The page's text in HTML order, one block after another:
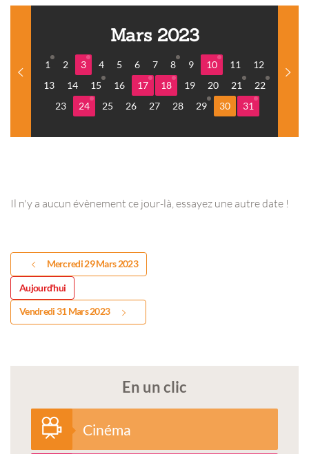
Mars 2023
1 2 3 4 5 6 7 8 9 10 11
12
13
14 15 16 17 18 19 20 21
22
23
24 25 26 27 28 29 30 31
Il n'y a aucun évènement ce jour-là, essayez une autre date !
Mercredi 29 Mars 2023
Aujourd'hui
Vendredi 31 Mars 2023
En un clic
Cinéma